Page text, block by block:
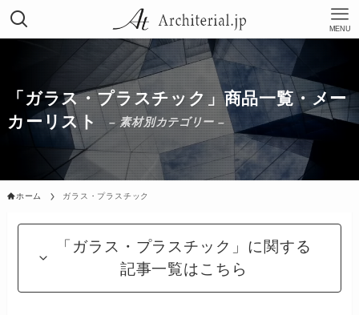
MENU
「ガラス・プラスチック」商品一覧・メー
カーリスト
– 素材別カテゴリー –
ホーム ガラス・プラスチック
「ガラス・プラスチック」に関する
記事一覧はこちら